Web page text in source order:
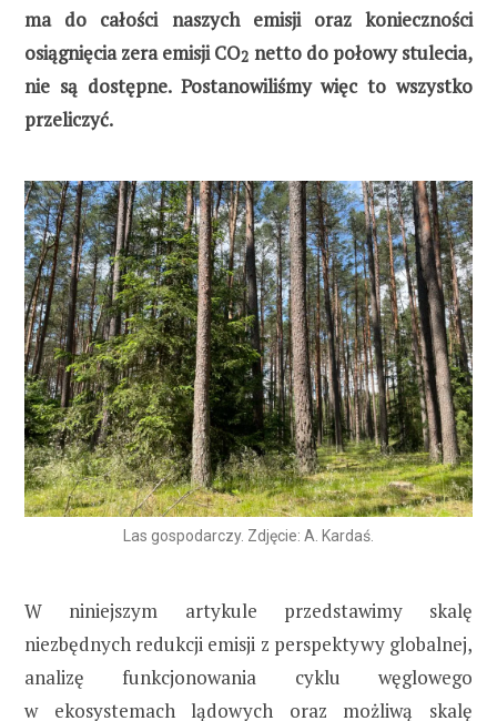
ma do całości naszych emisji oraz konieczności
osiągnięcia zera emisji CO2 netto do połowy stulecia,
nie są dostępne. Postanowiliśmy więc to wszystko
przeliczyć.
Las gospodarczy. Zdjęcie: A. Kardaś.
W niniejszym artykule przedstawimy skalę
niezbędnych redukcji emisji z perspektywy globalnej,
analizę funkcjonowania cyklu węglowego
w ekosystemach lądowych oraz możliwą skalę